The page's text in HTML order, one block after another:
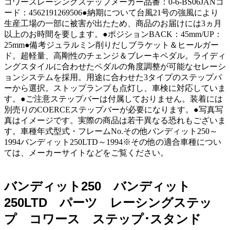
コワースレーシングステップメーカー品番：0-6-BS06JANコ
ード：4562191269506●納期について台風21号の強風により
生産工場の一部に被害が出たため、商品のお届けには3ヵ月
以上のお時間を要します。●ポジションBACK：45mm/UP：
25mm●備考ジュラルミン削りだしブラケット＆ヒールガー
ド。超軽量、高剛性のチェンジ＆ブレーキペダル。ライディ
ングスタイルに合わせたペダルの角度調整が可能なセレーシ
ョンシステムを採用。用途に合わせた3タイプのステップバ
ーから選択。ストップランプも点灯し、車検に対応していま
す。●ご注意ステップバーは付属しておりません。装着には
別売りのCOERCEステップバーが必要になります。●写真写
真はイメージです。実際の商品は若干異なる恐れもございま
す。車種年式型式・フレームNo.その他バンディット250～
1994バンディット250LTD～1994※その他の適合車種につい
ては、メーカーサイトなどをご覧ください。
バンディット250 バンディット
250LTD パーツ レーシングステッ
プ コワース ステップ･スタンド